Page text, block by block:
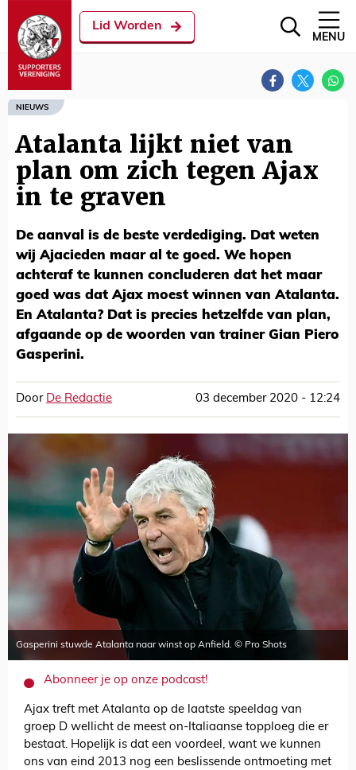
Lid Worden
MENU
NIEUWS
Atalanta lijkt niet van
plan om zich tegen Ajax
in te graven
De aanval is de beste verdediging. Dat weten
wij Ajacieden maar al te goed. We hopen
achteraf te kunnen concluderen dat het maar
goed was dat Ajax moest winnen van Atalanta.
En Atalanta? Dat is precies hetzelfde van plan,
afgaande op de woorden van trainer Gian Piero
Gasperini.
Door De Redactie 03 december 2020 - 12:24
Gasperini stuwde Atalanta naar winst op Anfield. © Pro Shots
Abonneer je op onze podcast!
Ajax treft met Atalanta op de laatste speeldag van
groep D wellicht de meest on-Italiaanse topploeg die er
bestaat. Hopelijk is dat een voordeel, want we kunnen
ons van eind 2013 nog een beslissende ontmoeting met